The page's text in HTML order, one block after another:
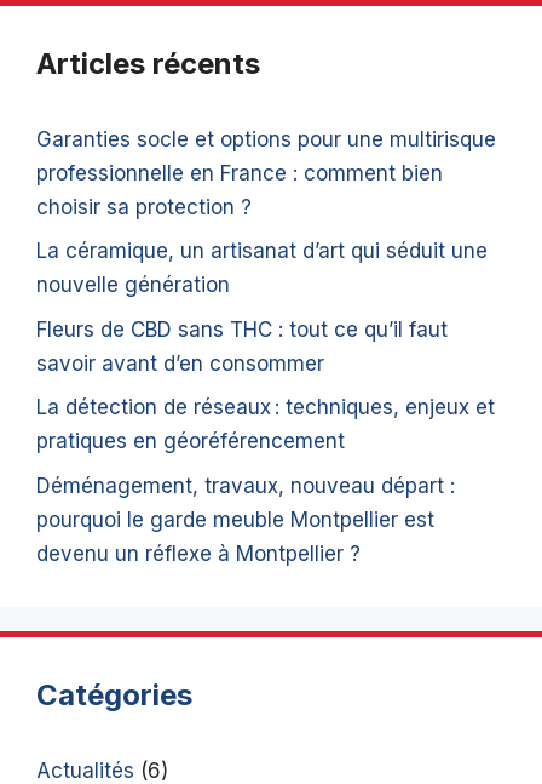
Articles récents
Garanties socle et options pour une multirisque
professionnelle en France : comment bien
choisir sa protection ?
La céramique, un artisanat d’art qui séduit une
nouvelle génération
Fleurs de CBD sans THC : tout ce qu’il faut
savoir avant d’en consommer
La détection de réseaux : techniques, enjeux et
pratiques en géoréférencement
Déménagement, travaux, nouveau départ :
pourquoi le garde meuble Montpellier est
devenu un réflexe à Montpellier ?
Catégories
Actualités (6)